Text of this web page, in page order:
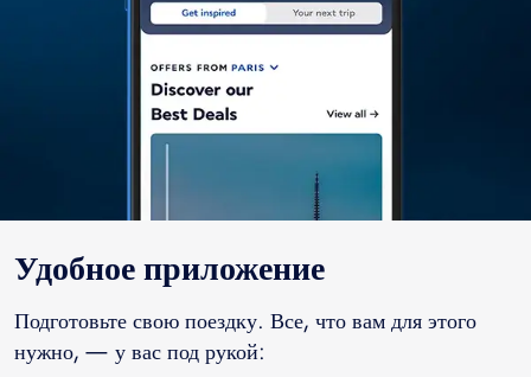
Удобное приложение
Подготовьте свою поездку. Все, что вам для этого
нужно, — у вас под рукой: